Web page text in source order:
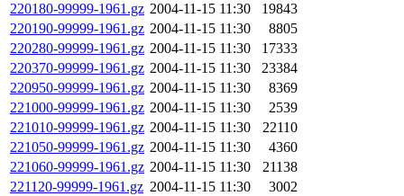
220180-99999-1961.gz 2004-11-15 11:30
19843
220190-99999-1961.gz 2004-11-15 11:30
8805
220280-99999-1961.gz 2004-11-15 11:30
17333
220370-99999-1961.gz 2004-11-15 11:30
23384
220950-99999-1961.gz 2004-11-15 11:30
8369
221000-99999-1961.gz 2004-11-15 11:30
2539
221010-99999-1961.gz 2004-11-15 11:30
22110
221050-99999-1961.gz 2004-11-15 11:30
4360
221060-99999-1961.gz 2004-11-15 11:30
21138
221120-99999-1961.gz 2004-11-15 11:30
3002